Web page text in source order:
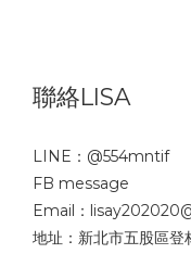
聯絡LISA
LINE： @554mntif
FB message
Email：
地址：新北市五股區